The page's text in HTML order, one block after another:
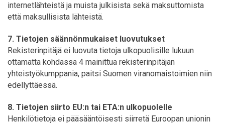
internetlähteistä ja muista julkisista sekä maksuttomista
että maksullisista lähteistä.
7. Tietojen säännönmukaiset luovutukset
Rekisterinpitäjä ei luovuta tietoja ulkopuolisille lukuun
ottamatta kohdassa 4 mainittua rekisterinpitäjän
yhteistyökumppania, paitsi Suomen viranomaistoimien niin
edellyttäessä.
8. Tietojen siirto EU:n tai ETA:n ulkopuolelle
Henkilötietoja ei pääsääntöisesti siirretä Euroopan unionin